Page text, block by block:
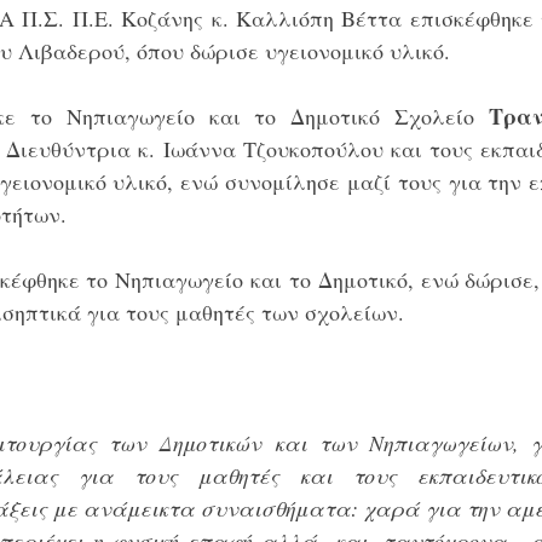
Π.Σ. Π.Ε. Κοζάνης κ. Καλλιόπη Βέττα επισκέφθηκε
Λιβαδερού, όπου δώρισε υγειονομικό υλικό.
το Νηπιαγωγείο και το Δημοτικό Σχολείο
κ. Ιωάννα Τζουκοπούλου και τους
υλικό, ενώ συνομίλησε μαζί τους για την
το Νηπιαγωγείο και το Δημοτικό, ενώ
για τους μαθητές των σχολείων.
των Δημοτικών και των Νηπιαγωγείων,
για τους μαθητές και τους
με ανάμεικτα συναισθήματα: χαρά για την